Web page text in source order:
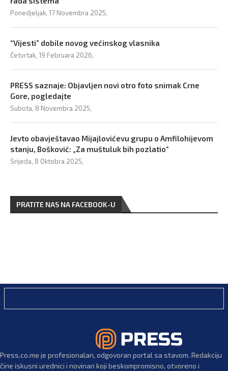
Ponedjeljak, 17 Novembra 2025,
“Vijesti” dobile novog većinskog vlasnika
Četvrtak, 19 Februara 2026,
PRESS saznaje: Objavljen novi otro foto snimak Crne
Gore, pogledajte
Subota, 8 Novembra 2025,
Jevto obavještavao Mijajlovićevu grupu o Amfilohijevom
stanju, Bošković: „Za muštuluk bih pozlatio“
Srijeda, 8 Oktobra 2025,
PRATITE NAS NA FACEBOOK-U
Press.co.me je profesionalan, odgovoran portal sa stavom. Redakciju
čine iskusni urednici i novinari koji beskompromisno, otvoreno i